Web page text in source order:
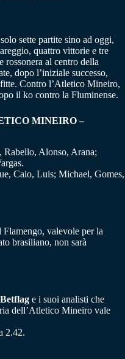
sette partite sino ad oggi,
quattro vittorie e tre
rossonera al centro della
dopo l’iniziale successo,
Contro l’Atletico Mineiro,
il ko contro la Fluminense.
MINEIRO –
Rabello, Alonso, Arana;
Caio, Luis; Michael, Gomes,
valevole per la
brasiliano, non sarà
e i suoi analisti che
dell’Atletico Mineiro vale
2.42.